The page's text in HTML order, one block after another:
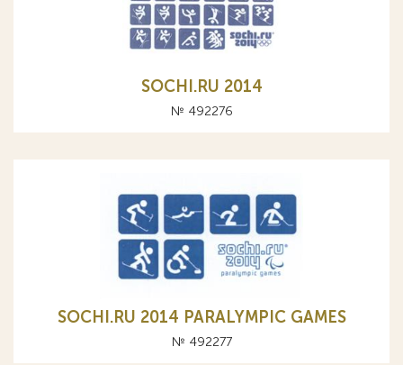
SOCHI.RU 2014
№ 492276
SOCHI.RU 2014 PARALYMPIC GAMES
№ 492277